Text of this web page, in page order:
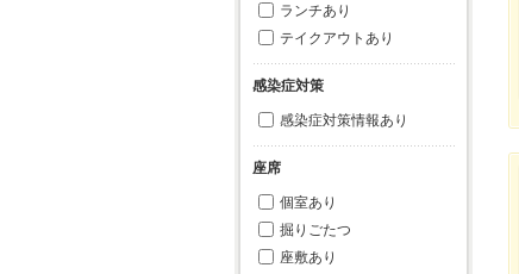
ランチあり
テイクアウトあり
感染症対策
感染症対策情報あり
座席
個室あり
掘りごたつ
座敷あり